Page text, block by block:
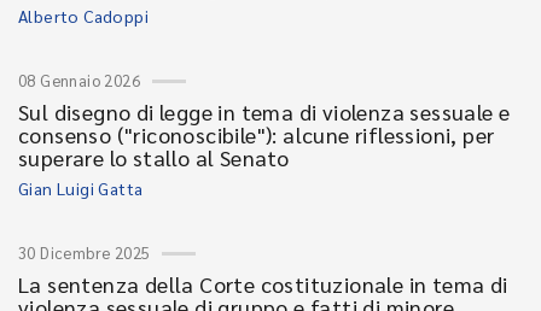
Alberto Cadoppi
08 Gennaio 2026
Sul disegno di legge in tema di violenza sessuale e
consenso ("riconoscibile"): alcune riflessioni, per
superare lo stallo al Senato
Gian Luigi Gatta
30 Dicembre 2025
La sentenza della Corte costituzionale in tema di